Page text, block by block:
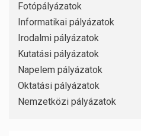
Fotópályázatok
Informatikai pályázatok
Irodalmi pályázatok
Kutatási pályázatok
Napelem pályázatok
Oktatási pályázatok
Nemzetközi pályázatok